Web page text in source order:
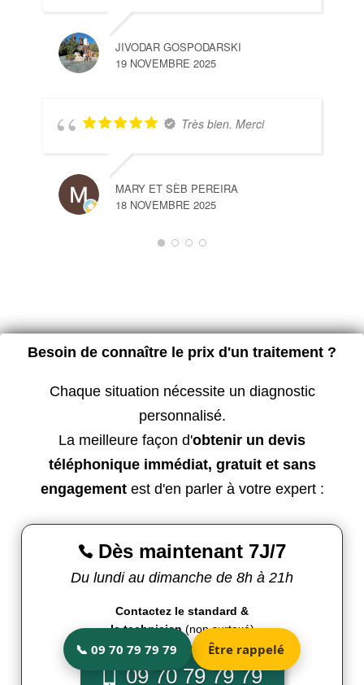
JIVODAR GOSPODARSKI
19 NOVEMBRE 2025
Très bien. Merci
MARY ET SÈB PEREIRA
18 NOVEMBRE 2025
Besoin de connaître le prix d'un traitement ?
Chaque situation nécessite un diagnostic
personnalisé.
La meilleure façon d'obtenir un devis
téléphonique immédiat, gratuit et sans
engagementest d'en parler à votre expert :
 Dès maintenant 7J/7
Du lundi au dimanche de 8h à 21h
Contactez le standard &
le technicien(non surtaxé)
09 70 79 79 79